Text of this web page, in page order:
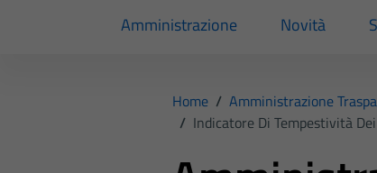
Amministrazione Novità
Home / Amministrazione
/ Indicatore Di Tempestività